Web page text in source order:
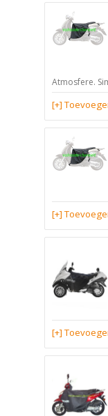
Atmosfere.
[+]
[+]
[+]